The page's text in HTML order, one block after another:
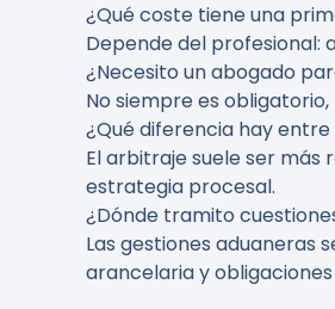
¿Qué coste tiene una
Depende del profesional:
¿Necesito un abogado
No siempre es
¿Qué diferencia hay
El arbitraje suele ser más
estrategia procesal.
¿Dónde tramito
Las gestiones aduaneras
arancelaria y